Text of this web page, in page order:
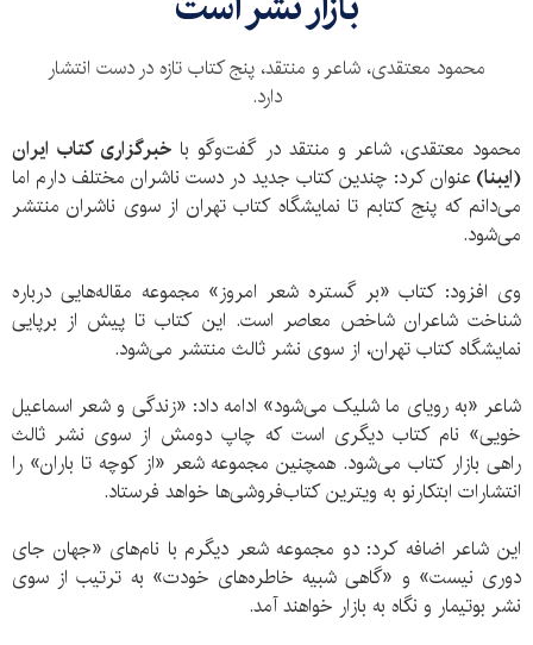
محمود معتقدی، شاعر و منتقد، پنج کتاب تازه در دست انتشار
دارد.
محمود معتقدی، شاعر و منتقد در گفت‌وگو با خبرگزاری کتاب ایران
(ایبنا)عنوان کرد: چندین کتاب جدید در دست ناشران مختلف دارم اما
می‌دانم که پنج کتابم تا نمایشگاه کتاب تهران از سوی ناشران منتشر
می‌شود.
وی افزود: کتاب «بر گستره شعر امروز» مجموعه مقاله‌هایی درباره
شناخت شاعران شاخص معاصر است. این کتاب تا پیش از برپایی
نمایشگاه کتاب تهران، از سوی نشر ثالث منتشر می‌شود.
شاعر «به رویای ما شلیک می‌شود» ادامه داد: «زندگی و شعر اسماعیل
خویی» نام کتاب دیگری است که چاپ دومش از سوی نشر ثالث
راهی بازار کتاب می‌شود. همچنین مجموعه شعر «از کوچه تا باران» را
انتشارات ابتکارنو به ویترین کتاب‌فروشی‌ها خواهد فرستاد.
این شاعر اضافه کرد: دو مجموعه شعر دیگرم با نام‌های «جهان جای
دوری نیست» و «گاهی شبیه خاطره‌های خودت» به ترتیب از سوی
نشر بوتیمار و نگاه به بازار خواهند آمد.